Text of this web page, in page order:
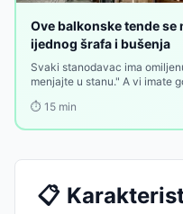
Ove balkonske tende
ijednog šrafa i bušenja
Svaki stanodavac ima
menjajte u stanu." A vi imate
privatnosti, bez zaštite.
⏱️ 15 min
📋